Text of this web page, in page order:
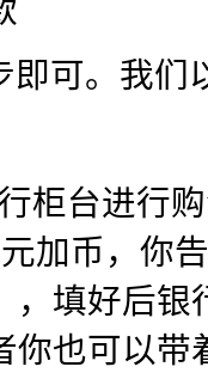
可。我们
台进行购
加币，你
，填好后
你也可以